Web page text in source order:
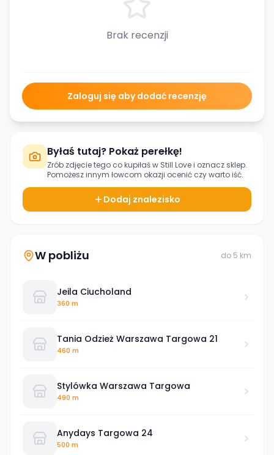
Brak recenzji
Zaloguj się aby dodać recenzję
Byłaś tutaj? Pokaż perełkę!
Zrób zdjęcie tego co kupiłaś w Still Lovei oznacz sklep.
Pomożesz innym łowcom okazji ocenić czy warto iść.
Dodaj znalezisko
W pobliżu do 5 km
Jeila Ciucholand
360 m
Tania Odzież Warszawa Targowa 21
460 m
Stylówka Warszawa Targowa
490 m
Anydays Targowa 24
500 m